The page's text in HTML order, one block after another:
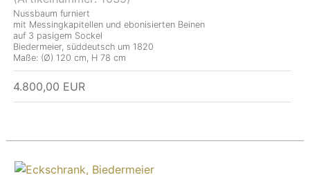
Nussbaum furniert
mit Messingkapitellen und ebonisierten Beinen
auf 3 pasigem Sockel
Biedermeier, süddeutsch um 1820
Maße: (Ø) 120 cm, H 78 cm
4.800,00 EUR